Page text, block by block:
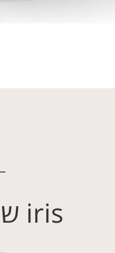
iris שולחנות קפה